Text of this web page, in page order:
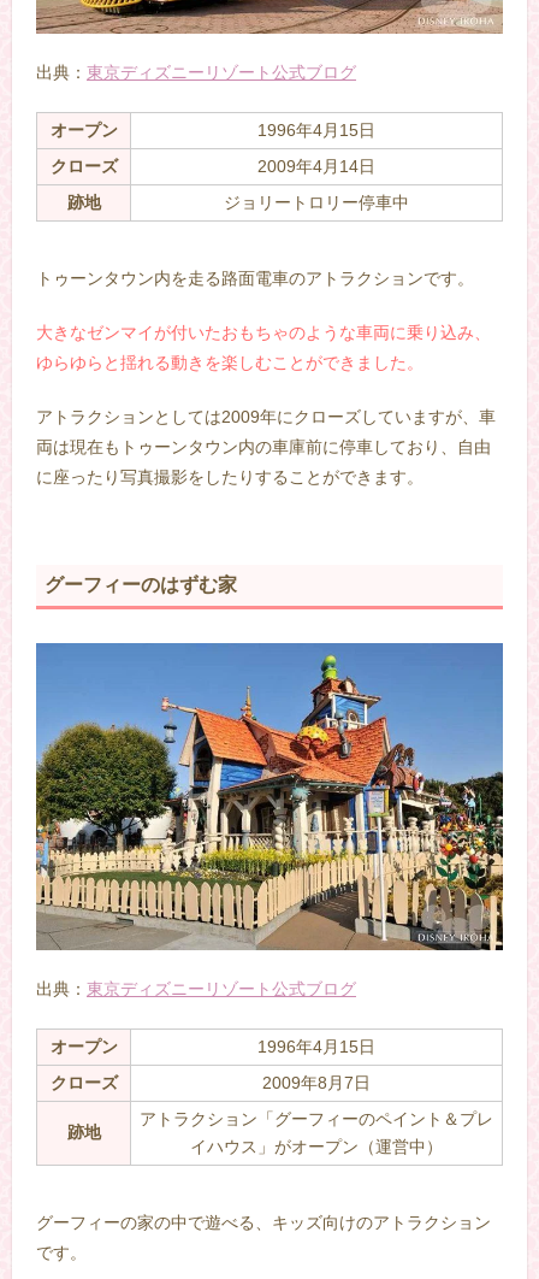
出典： 東京ディズニーリゾート公式ブログ
オープン
1996年4月15日
クローズ
2009年4月14日
跡地
ジョリートロリー停車中
トゥーンタウン内を走る路面電車のアトラクションです。
大きなゼンマイが付いたおもちゃのような車両に乗り込み、
ゆらゆらと揺れる動きを楽しむことができました。
アトラクションとしては2009年にクローズしていますが、車
両は現在もトゥーンタウン内の車庫前に停車しており、自由
に座ったり写真撮影をしたりすることができます。
グーフィーのはずむ家
出典： 東京ディズニーリゾート公式ブログ
オープン
1996年4月15日
クローズ
2009年8月7日
跡地
アトラクション「グーフィーのペイント＆プレ
イハウス」がオープン（運営中）
グーフィーの家の中で遊べる、キッズ向けのアトラクション
です。